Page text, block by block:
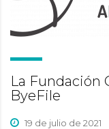
La Fundación
ByeFile
19 de julio de 2021